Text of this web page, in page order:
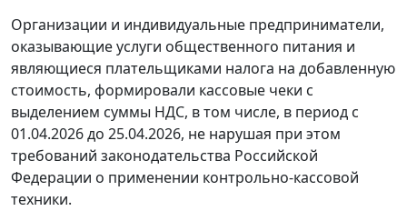
Организации и индивидуальные предприниматели,
оказывающие услуги общественного питания и
являющиеся плательщиками налога на добавленную
стоимость, формировали кассовые чеки с
выделением суммы НДС, в том числе, в период с
01.04.2026 до 25.04.2026, не нарушая при этом
требований законодательства Российской
Федерации о применении контрольно-кассовой
техники.